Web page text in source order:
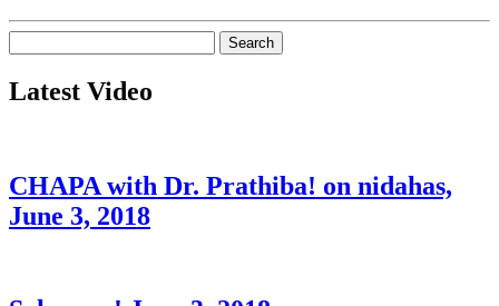
for:
Latest Video
CHAPA with Dr. Prathiba! on nidahas,
June 3, 2018